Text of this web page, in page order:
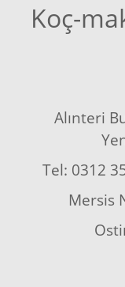
Koç-
Alınteri
Tel: 0312
Mersis